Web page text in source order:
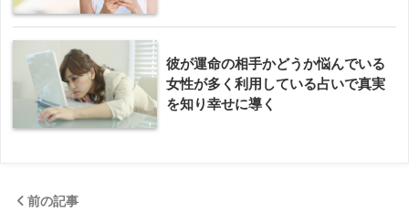
彼が運命の相手かどうか悩んでいる
女性が多く利用している占いで真実
を知り幸せに導く
前の記事